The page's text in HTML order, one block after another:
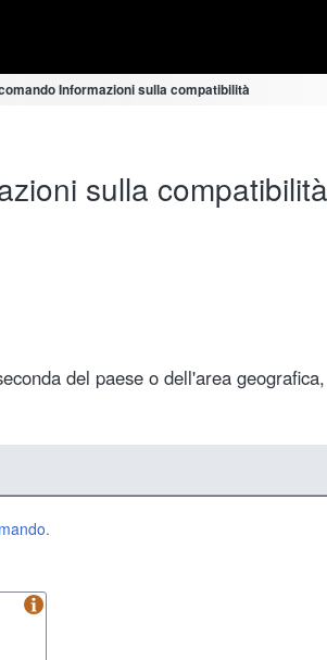
Informazioni sulla compatibilità
sulla compatibilità
del paese o dell'area